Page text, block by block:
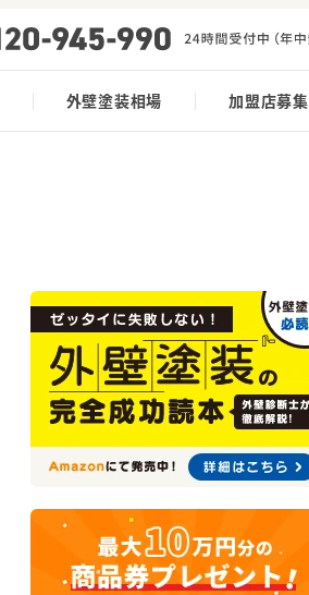
外壁塗装相場 加盟店募集